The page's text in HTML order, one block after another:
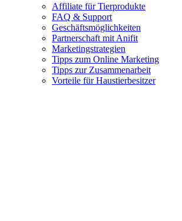
Affiliate für Tierprodukte
FAQ & Support
Geschäftsmöglichkeiten
Partnerschaft mit Anifit
Marketingstrategien
Tipps zum Online Marketing
Tipps zur Zusammenarbeit
Vorteile für Haustierbesitzer